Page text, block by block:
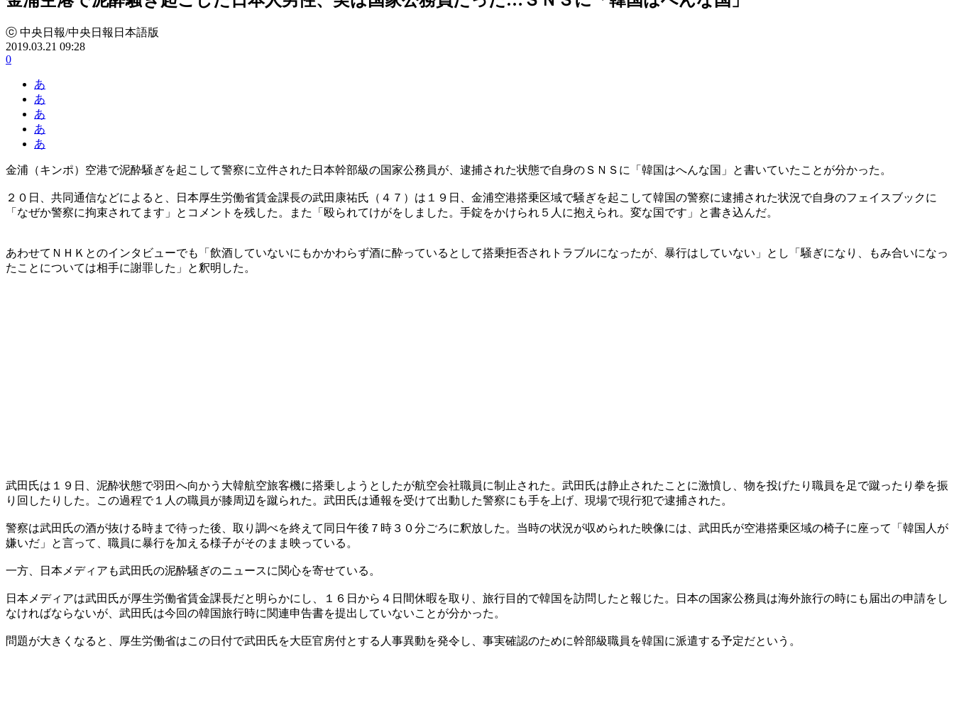
ⓒ 中央日報/中央日報日本語版
2019.03.21 09:28
0
あ
あ
あ
あ
あ
金浦（キンポ）空港で泥酔騒ぎを起こして警察に立件された日本幹部級の国家公務員が、逮捕された状態で自身のＳＮＳに「韓国はへんな国」と書いていたことが分かった。
２０日、共同通信などによると、日本厚生労働省賃金課長の武田康祐氏（４７）は１９日、金浦空港搭乗区域で騒ぎを起こして韓国の警察に逮捕された状況で自身のフェイスブックに
「なぜか警察に拘束されてます」とコメントを残した。また「殴られてけがをしました。手錠をかけられ５人に抱えられ。変な国です」と書き込んだ。
あわせてＮＨＫとのインタビューでも「飲酒していないにもかかわらず酒に酔っているとして搭乗拒否されトラブルになったが、暴行はしていない」とし「騒ぎになり、もみ合いになっ
たことについては相手に謝罪した」と釈明した。
武田氏は１９日、泥酔状態で羽田へ向かう大韓航空旅客機に搭乗しようとしたが航空会社職員に制止された。武田氏は静止されたことに激憤し、物を投げたり職員を足で蹴ったり拳を振
り回したりした。この過程で１人の職員が膝周辺を蹴られた。武田氏は通報を受けて出動した警察にも手を上げ、現場で現行犯で逮捕された。
警察は武田氏の酒が抜ける時まで待った後、取り調べを終えて同日午後７時３０分ごろに釈放した。当時の状況が収められた映像には、武田氏が空港搭乗区域の椅子に座って「韓国人が
嫌いだ」と言って、職員に暴行を加える様子がそのまま映っている。
一方、日本メディアも武田氏の泥酔騒ぎのニュースに関心を寄せている。
日本メディアは武田氏が厚生労働省賃金課長だと明らかにし、１６日から４日間休暇を取り、旅行目的で韓国を訪問したと報じた。日本の国家公務員は海外旅行の時にも届出の申請をし
なければならないが、武田氏は今回の韓国旅行時に関連申告書を提出していないことが分かった。
問題が大きくなると、厚生労働省はこの日付で武田氏を大臣官房付とする人事異動を発令し、事実確認のために幹部級職員を韓国に派遣する予定だという。